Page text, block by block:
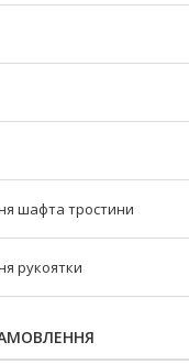
шафта тростини
рукоятки